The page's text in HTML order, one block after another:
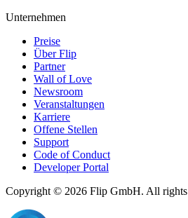
Unternehmen
Preise
Über Flip
Partner
Wall of Love
Newsroom
Veranstaltungen
Karriere
Offene Stellen
Support
Code of Conduct
Developer Portal
Copyright © 2026 Flip GmbH. All rights